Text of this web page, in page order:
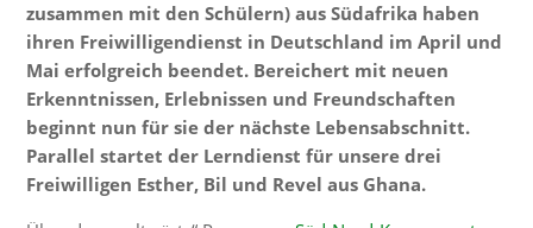
zusammen mit den Schülern) aus Südafrika haben
ihren Freiwilligendienst in Deutschland im April und
Mai erfolgreich beendet. Bereichert mit neuen
Erkenntnissen, Erlebnissen und Freundschaften
beginnt nun für sie der nächste Lebensabschnitt.
Parallel startet der Lerndienst für unsere drei
Freiwilligen Esther, Bil und Revel aus Ghana.